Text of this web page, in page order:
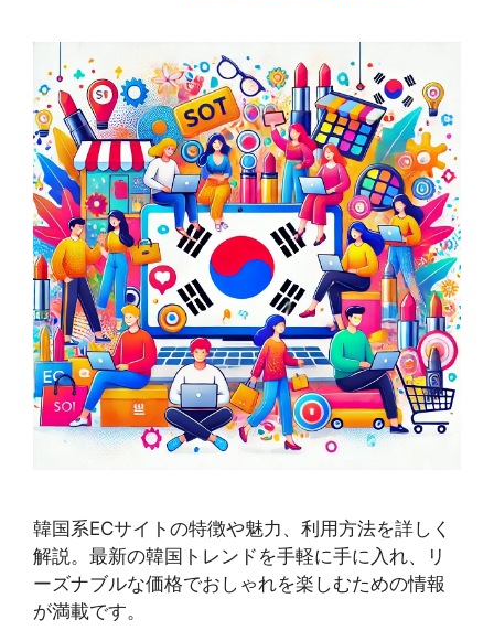
韓国系ECサイトの特徴や魅力、利用方法を詳しく
解説。最新の韓国トレンドを手軽に手に入れ、リ
ーズナブルな価格でおしゃれを楽しむための情報
が満載です。